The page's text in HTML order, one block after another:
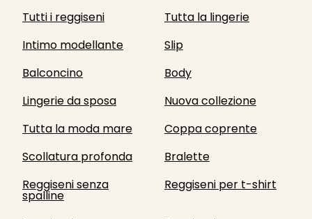
Tutti i reggiseni
Tutta la lingerie
Intimo modellante
Slip
Balconcino
Body
Lingerie da sposa
Nuova collezione
Tutta la moda mare
Coppa coprente
Scollatura profonda
Bralette
Reggiseni senza
spalline
Reggiseni per t-shirt